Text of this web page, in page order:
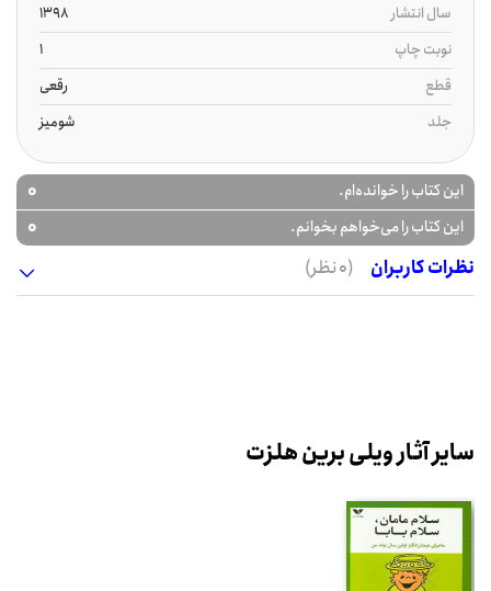
سال انتشار
1398
نوبت چاپ
1
قطع
رقعی
جلد
شومیز
این کتاب را خوانده‌ام. 0
این کتاب را می‌خواهم بخوانم.
0
نظرات کاربران
(0 نظر)
سایر آثار ویلی برین هلزت